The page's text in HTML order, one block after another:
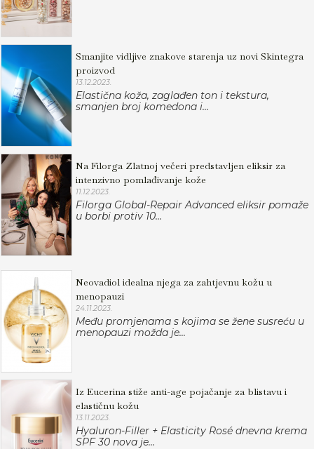
Smanjite vidljive znakove starenja uz novi Skintegra
proizvod
13.12.2023.
Elastična koža, zaglađen ton i tekstura,
smanjen broj komedona i...
Na Filorga Zlatnoj večeri predstavljen eliksir za
intenzivno pomlađivanje kože
11.12.2023.
Filorga Global-Repair Advanced eliksir pomaže
u borbi protiv 10...
Neovadiol idealna njega za zahtjevnu kožu u
menopauzi
24.11.2023.
Među promjenama s kojima se žene susreću u
menopauzi možda je...
Iz Eucerina stiže anti-age pojačanje za blistavu i
elastičnu kožu
13.11.2023.
Hyaluron-Filler + Elasticity Rosé dnevna krema
SPF 30 nova je...